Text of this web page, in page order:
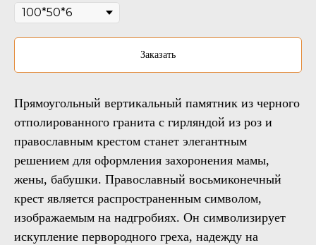
Заказать
Прямоугольный вертикальный памятник из черного
отполированного гранита с гирляндой из роз и
православным крестом станет элегантным
решением для оформления захоронения мамы,
жены, бабушки. Православный восьмиконечный
крест является распространенным символом,
изображаемым на надгробиях. Он символизирует
искупление первородного греха, надежду на